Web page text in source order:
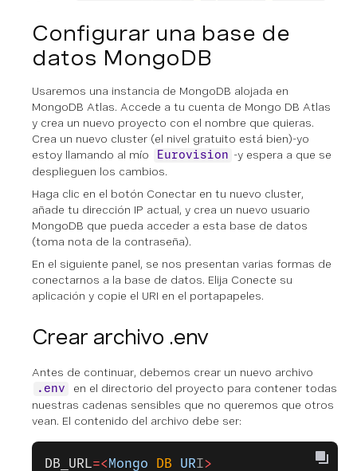
Configurar una base de
datos MongoDB
Usaremos una instancia de MongoDB alojada en
MongoDB Atlas. Accede a tu cuenta de Mongo DB Atlas
y crea un nuevo proyecto con el nombre que quieras.
Crea un nuevo cluster (el nivel gratuito está bien)-yo
estoy llamando al mío
Eurovision -y espera a que se
desplieguen los cambios.
Haga clic en el botón Conectar en tu nuevo cluster,
añade tu dirección IP actual, y crea un nuevo usuario
MongoDB que pueda acceder a esta base de datos
(toma nota de la contraseña).
En el siguiente panel, se nos presentan varias formas de
conectarnos a la base de datos. Elija Conecte su
aplicación y copie el URI en el portapapeles.
Crear archivo .env
Antes de continuar, debemos crear un nuevo archivo
.env
en el directorio del proyecto para contener todas
nuestras cadenas sensibles que no queremos que otros
vean. El contenido del archivo debe ser:
DB_URL=< Mongo DB URI>